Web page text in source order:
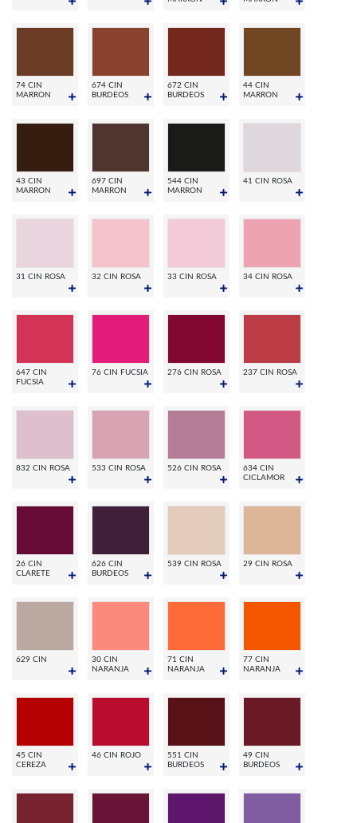
74 CIN
MARRON
674 CIN
BURDEOS
672 CIN
BURDEOS
44 CIN
MARRON
43 CIN
MARRON
697 CIN
MARRON
544 CIN
MARRON
41 CIN ROSA
31 CIN ROSA 32 CIN ROSA 33 CIN ROSA 34 CIN ROSA
647 CIN
FUCSIA
76 CIN FUCSIA 276 CIN ROSA 237 CIN ROSA
832 CIN ROSA 533 CIN ROSA 526 CIN ROSA
634 CIN
CICLAMOR
26 CIN
CLARETE
626 CIN
BURDEOS
539 CIN ROSA 29 CIN ROSA
629 CIN
30 CIN
NARANJA
71 CIN
NARANJA
77 CIN
NARANJA
45 CIN
CEREZA
46 CIN ROJO
551 CIN
BURDEOS
49 CIN
BURDEOS